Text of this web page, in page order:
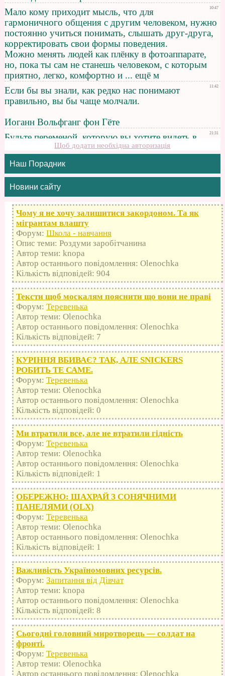
Щоб додати необхідна авторизація
Наш Порадник
Новини сайту
Чому я не хочу залишитися закордоном. Та як
мігрантам влашту
Форум: Школа - навчання
Опис теми: Роздуми заробітчанина
Автор теми: knopa
Автор останнього повідомлення: Olenochka
Кількість відповідей: 904
Тексти щоб москалям пояснити що вони не праві
Форум: Теревенька
Автор теми: Olenochka
Автор останнього повідомлення: Olenochka
Кількість відповідей: 7
КУРІННЯ ВБИВАЄ? ТАК, АЛЕ SNICKERS
РОБИТЬ ТЕ САМЕ.
Форум: Теревенька
Автор теми: Olenochka
Автор останнього повідомлення: Olenochka
Кількість відповідей: 0
Ми втратили все, але не втратили гідність
Форум: Теревенька
Автор теми: Olenochka
Автор останнього повідомлення: Olenochka
Кількість відповідей: 1
ОБЕРЕЖНО: ШАХРАЙ З СОНЯЧНИМИ
ПАНЕЛЯМИ (OLX)
Форум: Теревенька
Автор теми: Olenochka
Автор останнього повідомлення: Olenochka
Кількість відповідей: 1
Важливість Україномовних ресурсів.
Форум: Запитання від Дівчат
Автор теми: knopa
Автор останнього повідомлення: Olenochka
Кількість відповідей: 8
Сьогодні головний миротворець — солдат на
фронті.
Форум: Теревенька
Автор теми: Olenochka
Автор останнього повідомлення: Olenochka